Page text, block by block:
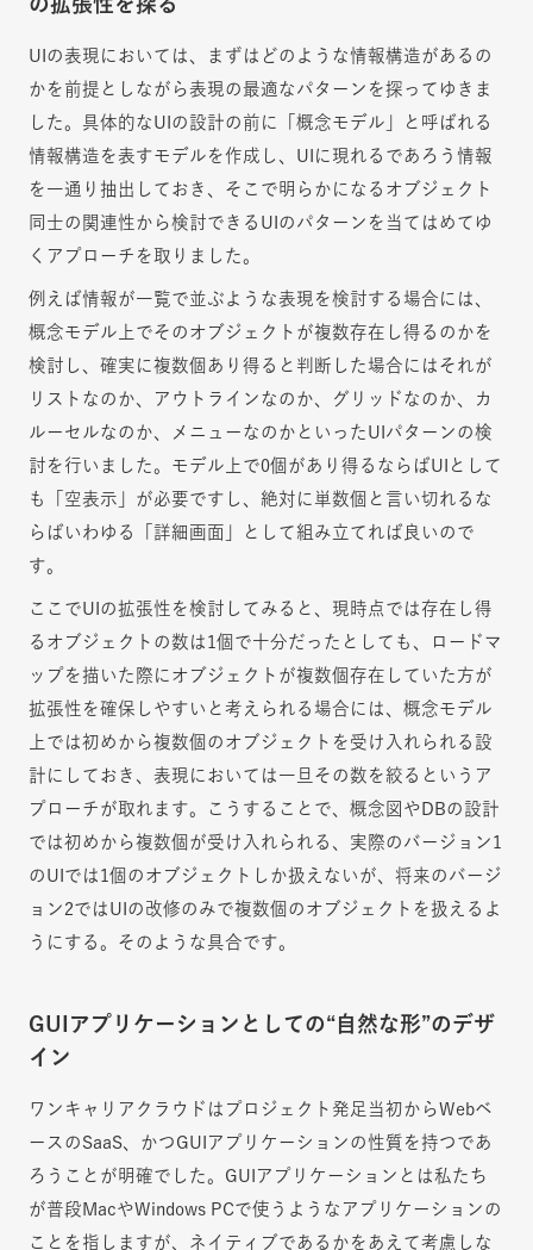
UIの表現においては、まずはどのような情報構造があるの
かを前提としながら表現の最適なパターンを探ってゆきま
した。具体的なUIの設計の前に「概念モデル」と呼ばれる
情報構造を表すモデルを作成し、UIに現れるであろう情報
を一通り抽出しておき、そこで明らかになるオブジェクト
同士の関連性から検討できるUIのパターンを当てはめてゆ
くアプローチを取りました。
例えば情報が一覧で並ぶような表現を検討する場合には、
概念モデル上でそのオブジェクトが複数存在し得るのかを
検討し、確実に複数個あり得ると判断した場合にはそれが
リストなのか、アウトラインなのか、グリッドなのか、カ
ルーセルなのか、メニューなのかといったUIパターンの検
討を行いました。モデル上で0個があり得るならばUIとして
も「空表示」が必要ですし、絶対に単数個と言い切れるな
らばいわゆる「詳細画面」として組み立てれば良いので
す。
ここでUIの拡張性を検討してみると、現時点では存在し得
るオブジェクトの数は1個で十分だったとしても、ロードマ
ップを描いた際にオブジェクトが複数個存在していた方が
拡張性を確保しやすいと考えられる場合には、概念モデル
上では初めから複数個のオブジェクトを受け入れられる設
計にしておき、表現においては一旦その数を絞るというア
プローチが取れます。こうすることで、概念図やDBの設計
では初めから複数個が受け入れられる、実際のバージョン1
のUIでは1個のオブジェクトしか扱えないが、将来のバージ
ョン2ではUIの改修のみで複数個のオブジェクトを扱えるよ
うにする。そのような具合です。
GUIアプリケーションとしての“自然な形”のデザ
イン
ワンキャリアクラウドはプロジェクト発足当初からWebベ
ースのSaaS、かつGUIアプリケーションの性質を持つであ
ろうことが明確でした。GUIアプリケーションとは私たち
が普段MacやWindows PCで使うようなアプリケーションの
ことを指しますが、ネイティブであるかをあえて考慮しな